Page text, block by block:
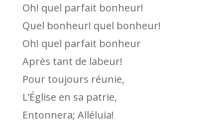
Oh! quel parfait bonheur!
Quel bonheur! quel bonheur!
Oh! quel parfait bonheur
Après tant de labeur!
Pour toujours réunie,
L’Église en sa patrie,
Entonnera; Alléluia!